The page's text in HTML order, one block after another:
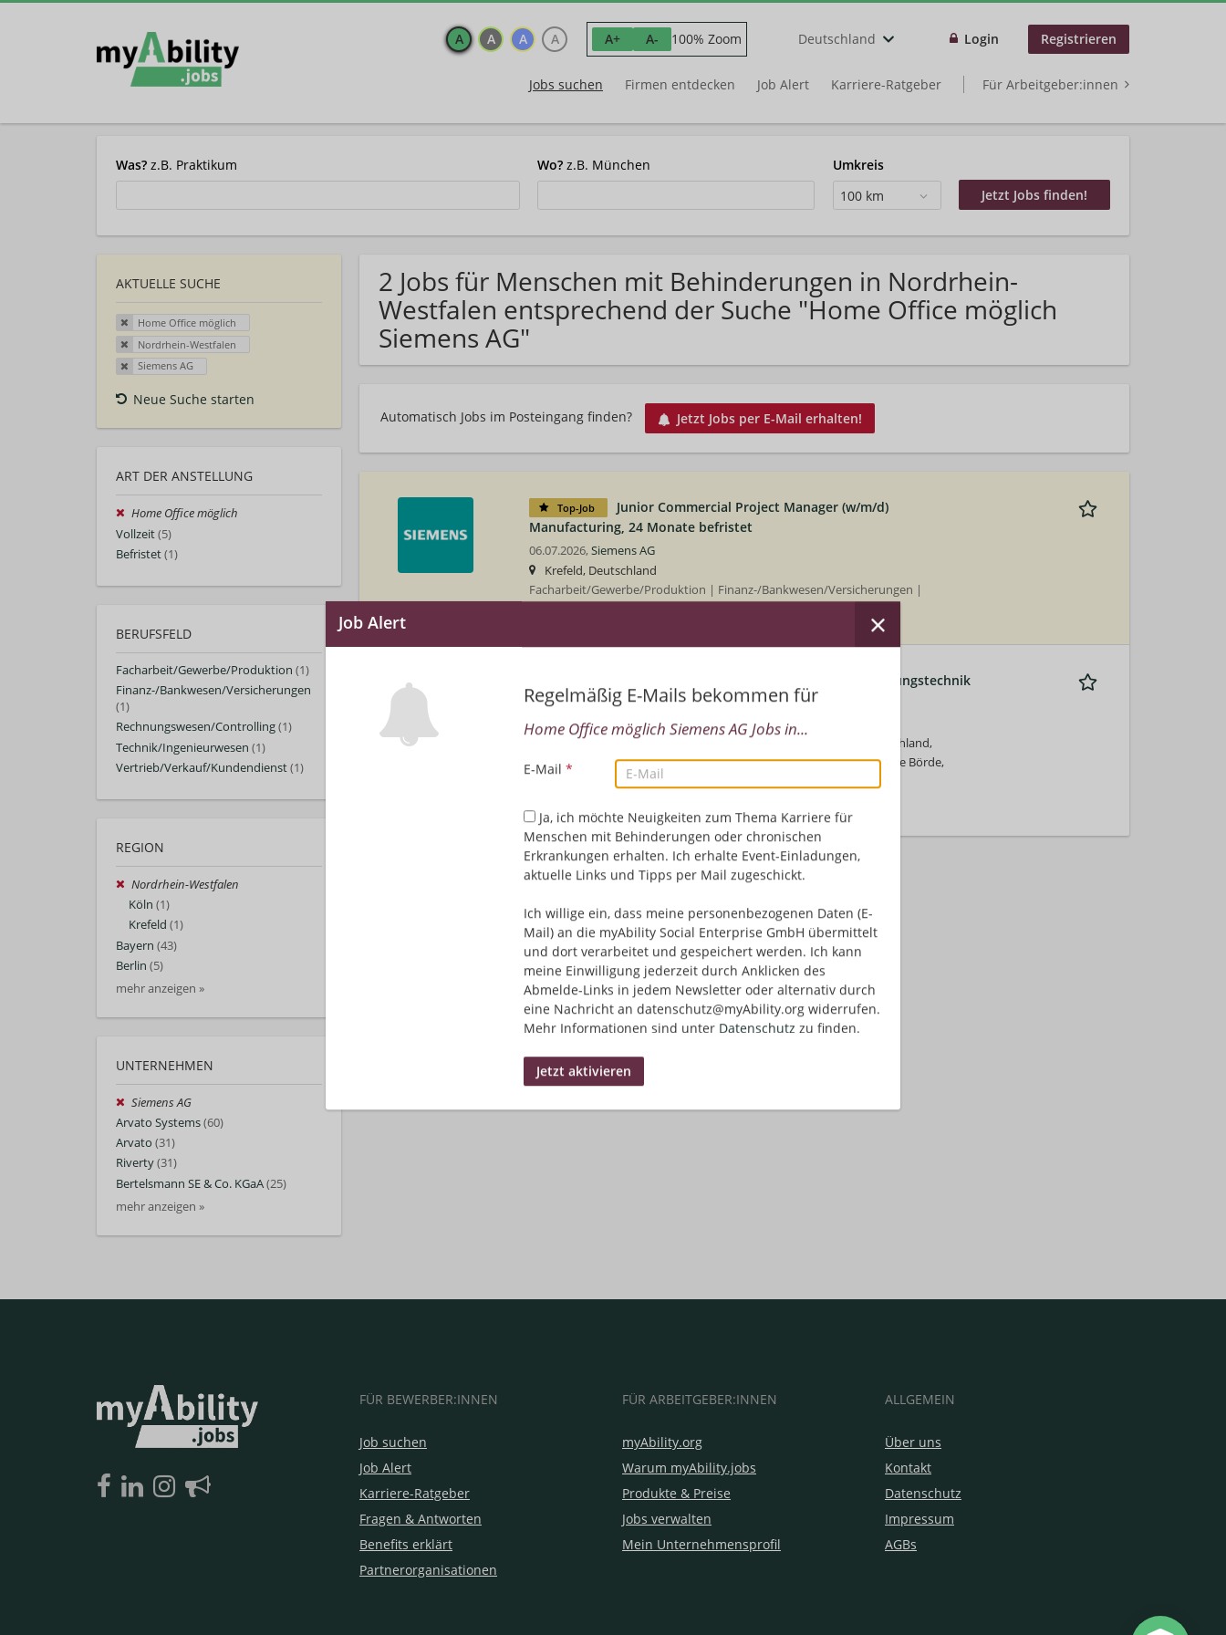
A A A A A+ A- 100% Zoom Deutschland Login Registrieren
Jobs suchen Firmen entdecken Job Alert Karriere-Ratgeber Für Arbeitgeber:innen
Was? z.B. Praktikum Wo? z.B. München
Umkreis
100 km
AKTUELLE SUCHE
Home Office möglich
Nordrhein-Westfalen
Siemens AG
Neue Suche starten
ART DER ANSTELLUNG
Home Office möglich
Vollzeit(5)
Befristet(1)
BERUFSFELD
Facharbeit/Gewerbe/Produktion (1)
Finanz-/Bankwesen/Versicherungen
(1)
Rechnungswesen/Controlling(1)
Technik/Ingenieurwesen (1)
Vertrieb/Verkauf/Kundendienst(1)
REGION
Nordrhein-Westfalen
Köln (1)
Krefeld (1)
Bayern (43)
Berlin (5)
mehr anzeigen »
UNTERNEHMEN
Siemens AG
Arvato Systems(60)
Arvato (31)
Riverty(31)
Bertelsmann SE & Co. KGaA(25)
mehr anzeigen »
2 Jobs für Menschen mit Behinderungen in Nordrhein-
Westfalen entsprechend der Suche "Home Office möglich
Siemens AG"
Automatisch Jobs im Posteingang finden? Jetzt Jobs per E-Mail erhalten!
Regelmäßig E-Mails bekommen für
Home Office möglich Siemens AG Jobs in...
E-Mail *
Ja, ich möchte Neuigkeiten zum Thema Karriere für
Menschen mit Behinderungen oder chronischen
Erkrankungen erhalten. Ich erhalte Event-Einladungen,
aktuelle Links und Tipps per Mail zugeschickt.
Ich willige ein, dass meine personenbezogenen Daten (E-
Mail) an die myAbility Social Enterprise GmbH übermittelt
und dort verarbeitet und gespeichert werden. Ich kann
meine Einwilligung jederzeit durch Anklicken des
Abmelde-Links in jedem Newsletter oder alternativ durch
eine Nachricht an datenschutz@myAbility.org widerrufen.
Mehr Informationen sind unter Datenschutz zu finden.
Top-Job
Junior Commercial Project Manager (w/m/d)
Manufacturing, 24 Monate befristet
06.07.2026, Siemens AG
Krefeld, Deutschland
Facharbeit/Gewerbe/Produktion | Finanz-/Bankwesen/Versicherungen |
Planprüfer / Prüfsachverständiger (w/m/d) Leit- und Sicherungstechnik
(LST)
28.01.2026,Siemens AG
Berlin, Deutschland, Braunschweig, Deutschland, Dresden, Deutschland,
Frankfurt am Main, Deutschland, Hamburg, Deutschland, 39167 Hohe Börde,
Deutschland, Köln, Deutschland
FÜR BEWERBER:INNEN
Job suchen
Job Alert
Karriere-Ratgeber
Fragen & Antworten
Benefits erklärt
Partnerorganisationen
FÜR ARBEITGEBER:INNEN
myAbility.org
Warum myAbility.jobs
Produkte & Preise
Jobs verwalten
Mein Unternehmensprofil
ALLGEMEIN
Über uns
Kontakt
Datenschutz
Impressum
AGBs